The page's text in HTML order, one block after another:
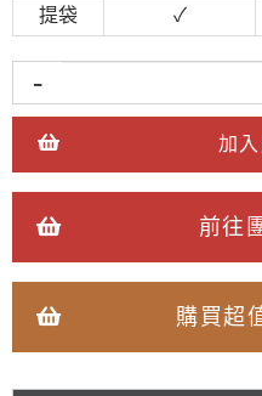
提袋
✓
-
加
前往
購買超